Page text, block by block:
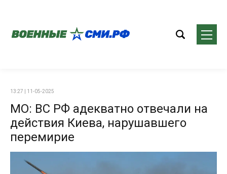
13:27 | 11-05-2025
МО: ВС РФ адекватно отвечали на
действия Киева, нарушавшего
перемирие